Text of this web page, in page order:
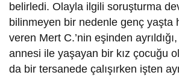
belirledi. Olayla ilgili soruşturma
bilinmeyen bir nedenle genç yaşta
veren Mert C.’nin eşinden
annesi ile yaşayan bir kız çocuğu
da bir tersanede çalışırken işten